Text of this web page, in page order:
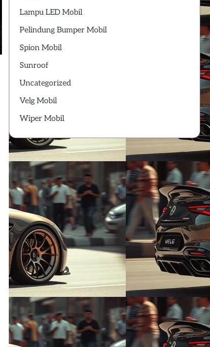
Lampu LED Mobil
Pelindung Bumper Mobil
Spion Mobil
Sunroof
Uncategorized
Velg Mobil
Wiper Mobil